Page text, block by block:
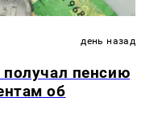
день назад
пенсию
об